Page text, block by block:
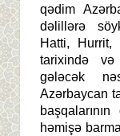
qədim
dəlillərə
Hatti, Hurrit,
tarixində və
gələcək
Azərbaycan
həmişə